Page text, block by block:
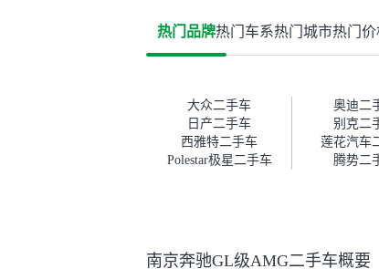
果跟你们的报告是符合的，所以
这次车况没问题。购车流程挺快
车。去之前我提前跟交接人员说
好，到了之后要当着我的面再做
一次复检，你们也安排了师傅，
服务可以，速度很快。体验下来
自营车的感觉是要比个人车好一
我协商，主动权在平台手里。”
热门品牌热门车系热门城市热门价
大众二手车 奥迪二
日产二手车
别克二
西雅特二手车
莲花汽车
Polestar极星二手车
腾势二
南京奔驰GL级AMG二手车概要